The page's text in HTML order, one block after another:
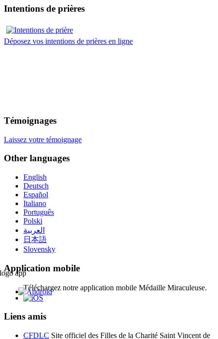
Intentions de prières
Déposez vos intentions de prières en ligne
Témoignages
Laissez votre témoignage
Other languages
English
Deutsch
Español
Italiano
Português
Polski
العربية
日本語
Slovensky
Application mobile
Téléchargez notre application mobile Médaille Miraculeuse.
Liens amis
CFDLC Site officiel des Filles de la Charité Saint Vincent de